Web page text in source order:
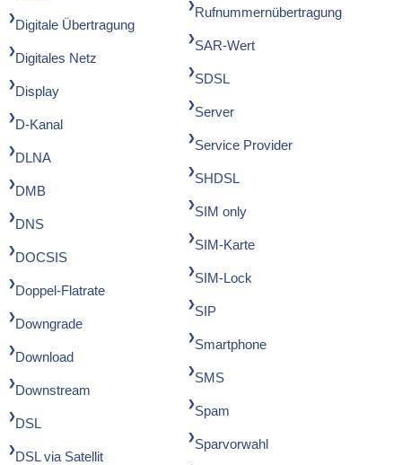
Digitale Übertragung
Digitales Netz
Display
D-Kanal
DLNA
DMB
DNS
DOCSIS
Doppel-Flatrate
Downgrade
Download
Downstream
DSL
DSL via Satellit
Rufnummernübertragung
SAR-Wert
SDSL
Server
Service Provider
SHDSL
SIM only
SIM-Karte
SIM-Lock
SIP
Smartphone
SMS
Spam
Sparvorwahl